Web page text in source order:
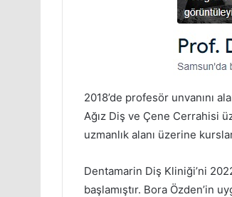
2018’de profesör unvanını
Ağız Diş ve Çene Cerrahisi
uzmanlık alanı üzerine
Dentamarin Diş Kliniği’ni
başlamıştır. Bora Özden’in